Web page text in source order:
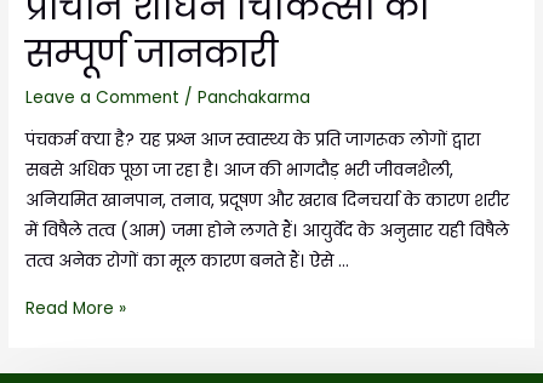
सम्पूर्ण जानकारी
Leave a Comment /Panchakarma
पंचकर्म क्या है? यह प्रश्न आज स्वास्थ्य के प्रति जागरूक लोगों द्वारा
सबसे अधिक पूछा जा रहा है। आज की भागदौड़ भरी जीवनशैली,
अनियमित खानपान, तनाव, प्रदूषण और खराब दिनचर्या के कारण शरीर
में विषैले तत्व (आम) जमा होने लगते हैं। आयुर्वेद के अनुसार यही विषैले
तत्व अनेक रोगों का मूल कारण बनते हैं। ऐसे …
Read More »